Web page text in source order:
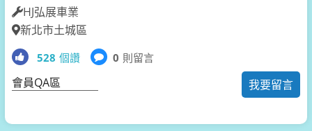
HJ弘展車業
新北市土城區
528 個讚 0 則留言
我要留言
會員QA區